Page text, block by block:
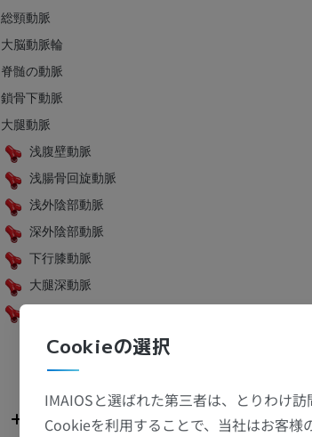
総頸動脈
大脳動脈輪
脊髄の動脈
鎖骨下動脈
大腿動脈
浅腹壁動脈
浅腸骨回旋動脈
浅外陰部動脈
深外陰部動脈
下行膝動脈
大腿深動脈
外側上膝動脈
中膝動脈
腓腹動脈
上肢
プレミアム
Cookieの選択
IMAIOSと選ばれた第三者は、とりわけ
Cookieを利用することで、当社はお客様